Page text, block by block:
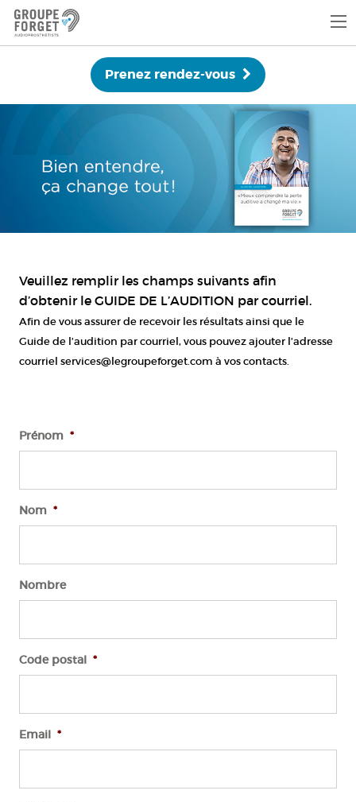
Prenez rendez-vous
Veuillez remplir les champs suivants afin
d’obtenir le GUIDE DE L’AUDITION par courriel.
Afin de vous assurer de recevoir les résultats ainsi que le
Guide de l’audition par courriel, vous pouvez ajouter l’adresse
courriel services@legroupeforget.com à vos contacts.
Prénom *
Nom *
Nombre
Code postal *
Email *